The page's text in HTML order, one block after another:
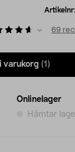
Artikelnr:
69
varukorg (1)
Onlinelager
Hämtar